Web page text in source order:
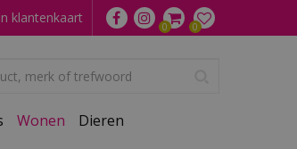
klantenkaart
Wonen Dieren